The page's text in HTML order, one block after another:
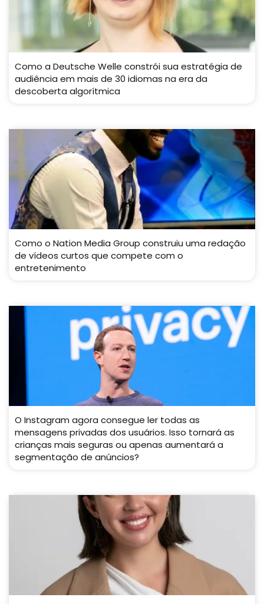
Como a Deutsche Welle constrói sua estratégia de
audiência em mais de 30 idiomas na era da
descoberta algorítmica
Como o Nation Media Group construiu uma redação
de vídeos curtos que compete com o
entretenimento
O Instagram agora consegue ler todas as
mensagens privadas dos usuários. Isso tornará as
crianças mais seguras ou apenas aumentará a
segmentação de anúncios?